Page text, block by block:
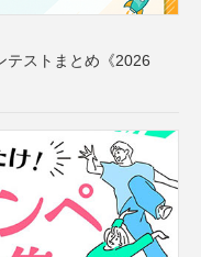
テストまとめ《2026